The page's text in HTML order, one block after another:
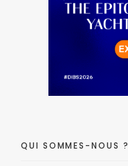
QUI SOMMES-NOUS ?